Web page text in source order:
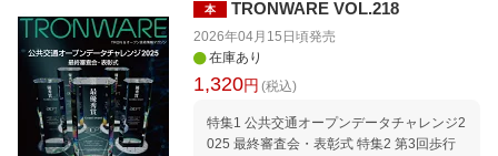
「記事ucode」の使い方／読者アンケート
誌「記事ucode」の使い方／読者アンケー
トのお願い
本 TRONWARE VOL.218
2026年04月15日頃発売
在庫あり
1,320円 (税込)
特集1 公共交通オープンデータチャレンジ2
025 最終審査会・表彰式 特集2 第3回歩行